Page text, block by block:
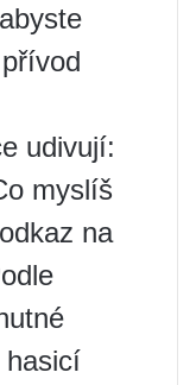
udivují:
myslíš
na
hasicí